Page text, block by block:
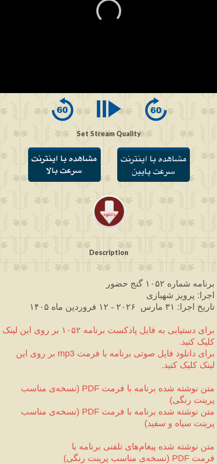
of
Set Stream Quality
Description
برنامه شماره ۱۰۵۲ گنج حضور
اجرا: پرویز شهبازی
تاریخ اجرا: ۳۱ مارس -
کلیک کنید.
برای دانلود فایل صوتی برنامه با فرمت mp3
لینک کلیک کنید.
متن نوشته شده برنامه با فرمت PDF
(
پرینت رنگی)
متن نوشته شده برنامه با فرمت PDF
(
پرینت سیاه و سفید)
فرمت PDF
(نسخه‌ی مناسب پرینت رنگی )